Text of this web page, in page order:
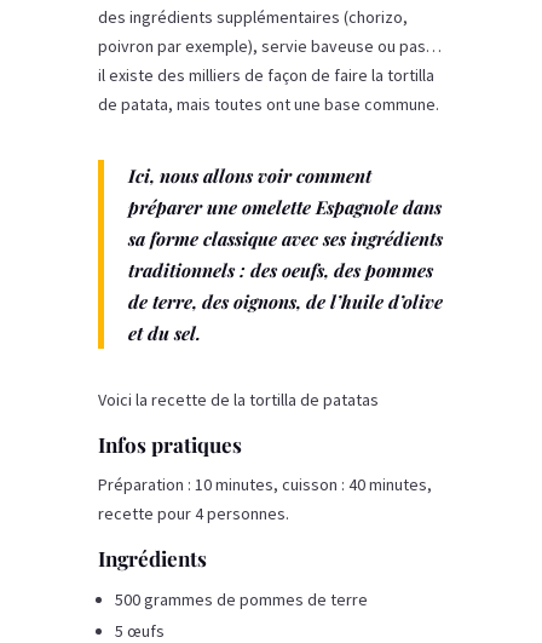
des ingrédients supplémentaires (chorizo,
poivron par exemple), servie baveuse ou pas…
il existe des milliers de façon de faire la tortilla
de patata, mais toutes ont une base commune.
Ici, nous allons voir comment
préparer une omelette Espagnole dans
sa forme classique avec ses ingrédients
traditionnels : des oeufs, des pommes
de terre, des oignons, de l’huile d’olive
et du sel.
Voici la recette de la tortilla de patatas
Infos pratiques
Préparation : 10 minutes, cuisson : 40 minutes,
recette pour 4 personnes.
Ingrédients
500 grammes de pommes de terre
5 œufs